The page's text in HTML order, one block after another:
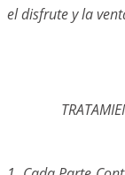
el disfrute y la